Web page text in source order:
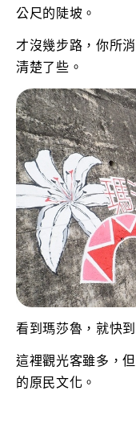
公尺的陡坡。
才沒幾步路，你所
清楚了些。
看到瑪莎魯，就快到
這裡觀光客雖多，
的原民文化。